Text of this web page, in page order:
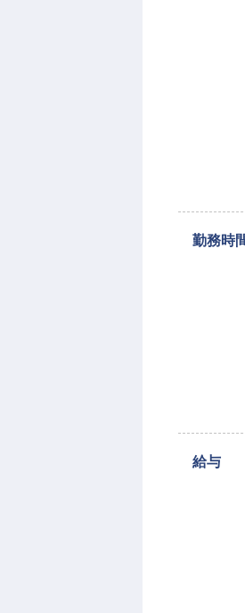
勤務時
給与